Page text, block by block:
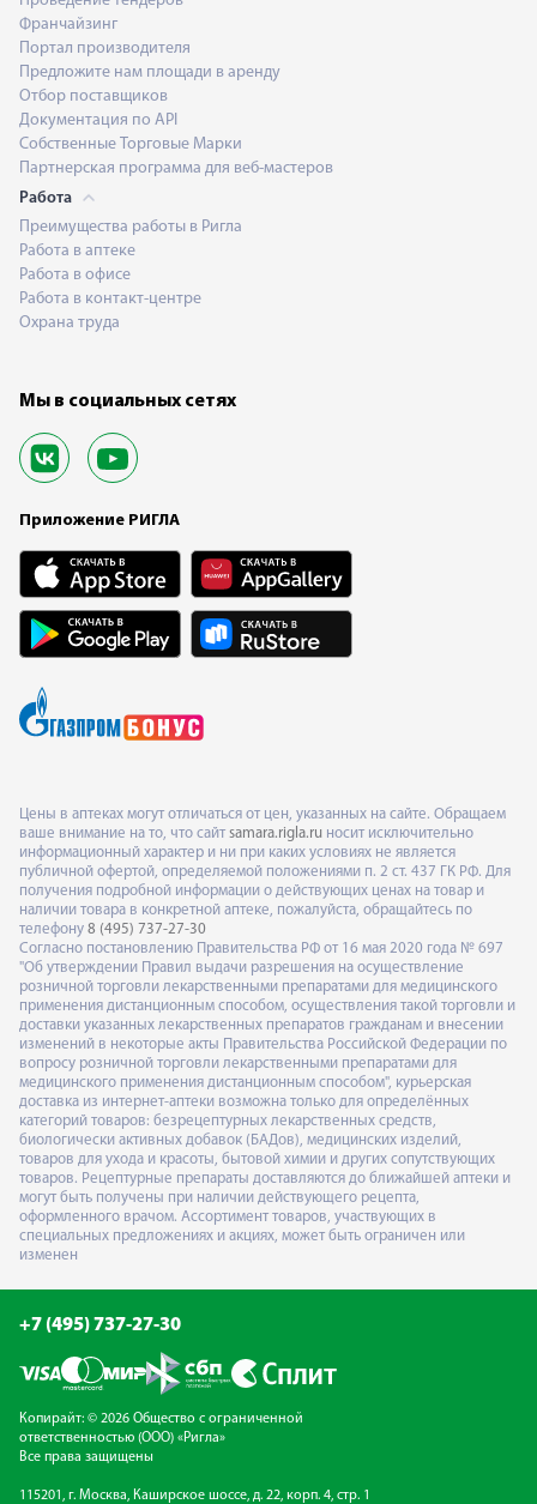
Франчайзинг
Портал производителя
Предложите нам площади в аренду
Отбор поставщиков
Документация по API
Собственные Торговые Марки
Партнерская программа для веб-мастеров
Работа
Преимущества работы в Ригла
Работа в аптеке
Работа в офисе
Работа в контакт-центре
Охрана труда
Мы в социальных сетях
Приложение РИГЛА
Цены в аптеках могут отличаться от цен, указанных на сайте. Обращаем
ваше внимание на то, что сайт samara.rigla.ru носит исключительно
информационный характер и ни при каких условиях не является
публичной офертой, определяемой положениями п. 2 ст. 437 ГК РФ. Для
получения подробной информации о действующих ценах на товар и
наличии товара в конкретной аптеке, пожалуйста, обращайтесь по
телефону 8 (495) 737-27-30
Согласно постановлению Правительства РФ от 16 мая 2020 года № 697
"Об утверждении Правил выдачи разрешения на осуществление
розничной торговли лекарственными препаратами для медицинского
применения дистанционным способом, осуществления такой торговли и
доставки указанных лекарственных препаратов гражданам и внесении
изменений в некоторые акты Правительства Российской Федерации по
вопросу розничной торговли лекарственными препаратами для
медицинского применения дистанционным способом", курьерская
доставка из интернет-аптеки возможна только для определённых
категорий товаров: безрецептурных лекарственных средств,
биологически активных добавок (БАДов), медицинских изделий,
товаров для ухода и красоты, бытовой химии и других сопутствующих
товаров. Рецептурные препараты доставляются до ближайшей аптеки и
могут быть получены при наличии действующего рецепта,
оформленного врачом. Ассортимент товаров, участвующих в
специальных предложениях и акциях, может быть ограничен или
изменен
+7 (495) 737-27-30
Копирайт: © 2026 Общество с ограниченной
ответственностью (ООО) «Ригла»
Все права защищены
115201, г. Москва, Каширское шоссе, д. 22, корп. 4, стр. 1